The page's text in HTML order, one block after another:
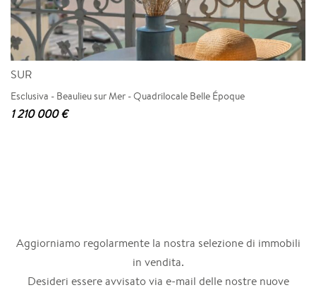
SUR
Esclusiva - Beaulieu sur Mer - Quadrilocale Belle Époque
1 210 000 €
Aggiorniamo regolarmente la nostra selezione di immobili
in vendita.
Desideri essere avvisato via e-mail delle nostre nuove